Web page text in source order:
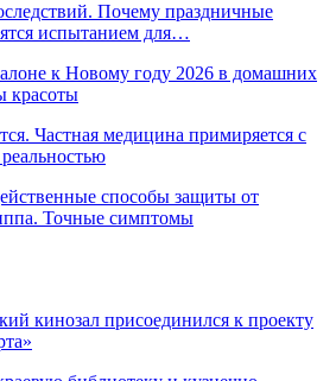
Почему праздничные
испытанием для…
к Новому году 2026 в домашних
красоты
Частная медицина примиряется с
способы защиты от
Точные симптомы
кинозал присоединился к проекту